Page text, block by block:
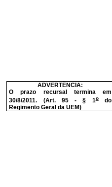
ADVERTÊNCIA:
O prazo recursal termina em
30/8/2011. (Art. 95 - § 1odo
Regimento Geral da UEM)